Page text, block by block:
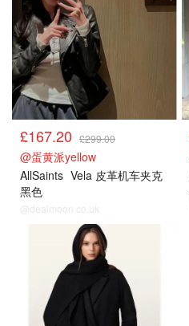
£167.20 £299.00
@蛋黄派yellow
AllSaints Vela 皮革机车夹克
黑色
@dealmoon.co.uk